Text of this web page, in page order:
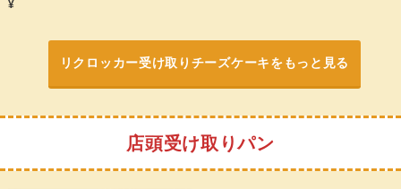
¥
リクロッカー受け取りチーズケーキをもっと見る
店頭受け取りパン